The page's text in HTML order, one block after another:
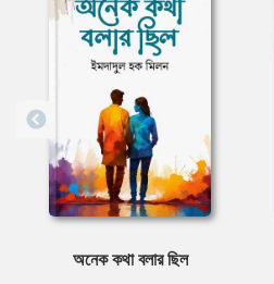
অনেক কথা বলার ছিল